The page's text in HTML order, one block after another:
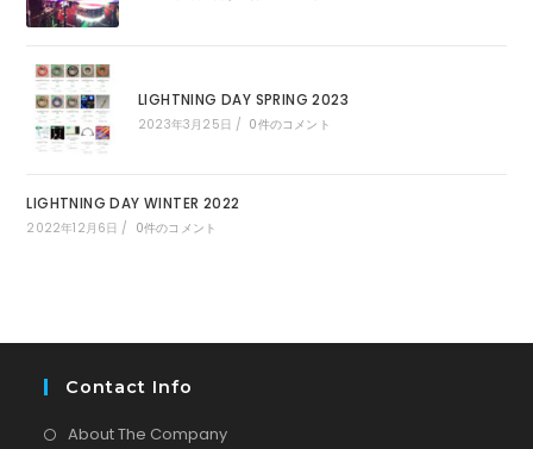
LIGHTNING DAY SPRING 2023
2023年3月25日 / 0件のコメント
LIGHTNING DAY WINTER 2022
2022年12月6日 / 0件のコメント
Contact Info
About The Company